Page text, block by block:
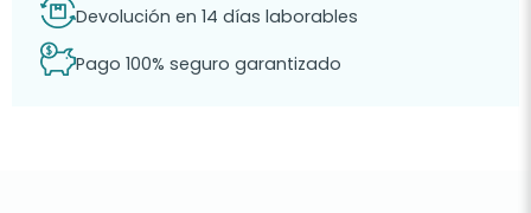
Devolución en 14 días laborables
Pago 100% seguro garantizado